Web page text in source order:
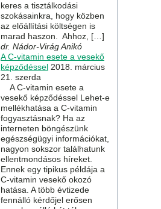
keres a tisztálkodási
szokásainkra, hogy közben
az előállítási költségen is
marad haszon. Ahhoz, […]
dr. Nádor-Virág Anikó
A C-vitamin esete a vesekő
képződéssel 2018. március
21. szerda
A C-vitamin esete a
vesekő képződéssel Lehet-e
mellékhatása a C-vitamin
fogyasztásnak? Ha az
interneten böngészünk
egészségügyi információkat,
nagyon sokszor találhatunk
ellentmondásos híreket.
Ennek egy tipikus példája a
C-vitamin vesekő okozó
hatása. A több évtizede
fennálló kérdőjel erősen